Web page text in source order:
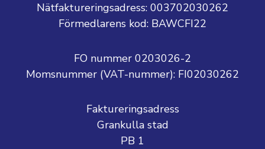
Nätfaktureringsadress: 003702030262
Förmedlarens kod: BAWCFI22
FO nummer 0203026-2
Momsnummer (VAT-nummer): FI02030262
Faktureringsadress
Grankulla stad
PB 1